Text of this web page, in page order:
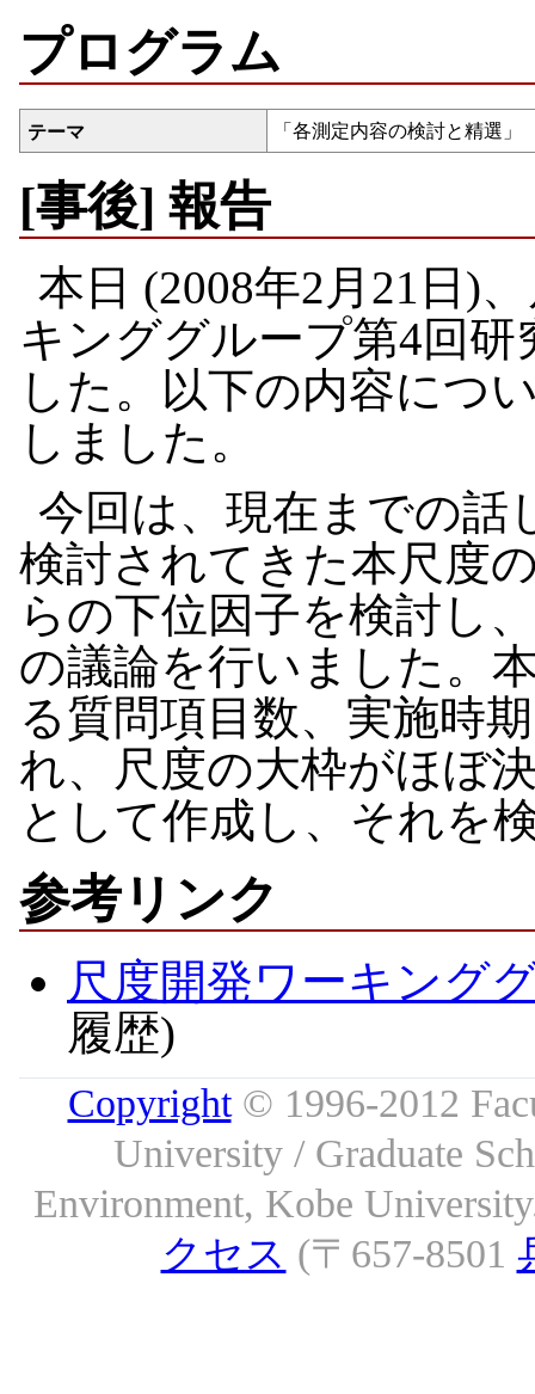
プログラム
テーマ 「各測定内容の検討と精選」
[事後] 報告
本日 (2008年2月21日)
キンググループ第4回研
した。以下の内容につ
しました。
今回は、現在までの話
検討されてきた本尺度
らの下位因子を検討し
の議論を行いました。
る質問項目数、実施時
れ、尺度の大枠がほぼ
として作成し、それを
参考リンク
尺度開発ワーキング
履歴)
Copyright© 1996-2012
University / Graduate
Environment, Kobe
クセス (〒657-8501